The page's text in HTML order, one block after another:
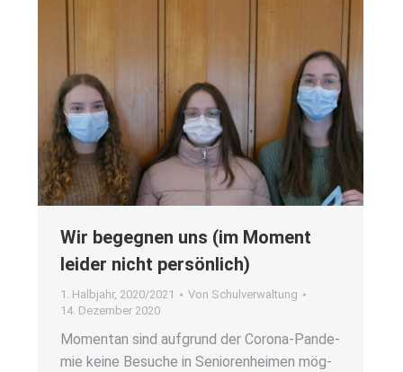
Wir begeg­nen uns (im Moment
lei­der nicht per­sön­lich)
1. Halbjahr, 2020/2021 Von Schulverwaltung
14. Dezember 2020
Momen­tan sind auf­grund der Coro­­na-Pan­­de­­
mie kei­ne Besu­che in Senio­ren­hei­men mög­